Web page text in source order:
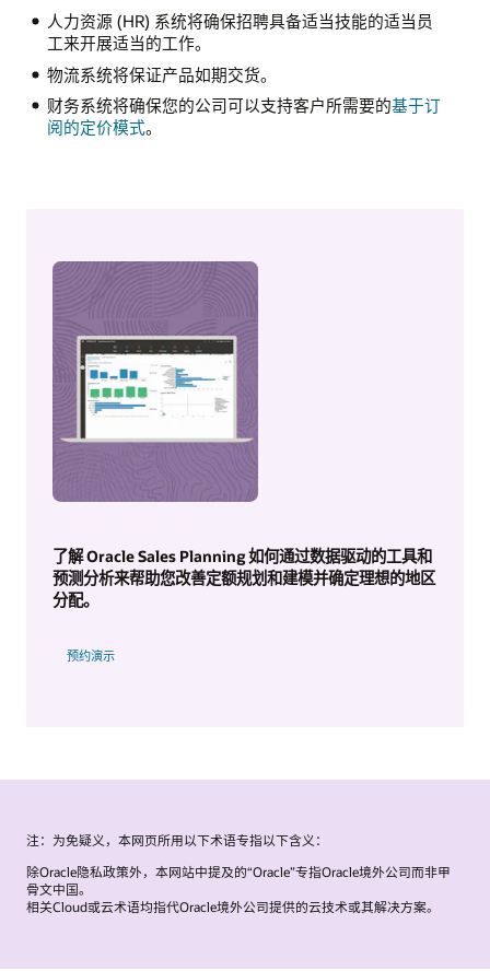
人力资源 (HR) 系统将确保招聘具备适当技能的适当员
工来开展适当的工作。
物流系统将保证产品如期交货。
财务系统将确保您的公司可以支持客户所需要的基于订
阅的定价模式。
了解 Oracle Sales Planning 如何通过数据驱动的工具和
预测分析来帮助您改善定额规划和建模并确定理想的地区
分配。
预约演示
注：为免疑义，本网页所用以下术语专指以下含义：
除Oracle隐私政策外，本网站中提及的“Oracle”专指Oracle境外公司而非甲
骨文中国。
相关Cloud或云术语均指代Oracle境外公司提供的云技术或其解决方案。